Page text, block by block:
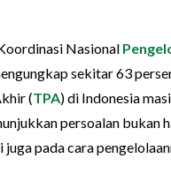
Nasional
sekitar 63
(TPA) di Indonesia
persoalan bukan
juga pada cara